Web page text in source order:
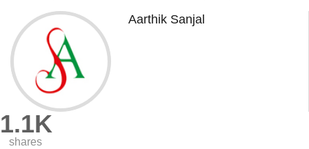
Aarthik Sanjal
1.1K
shares